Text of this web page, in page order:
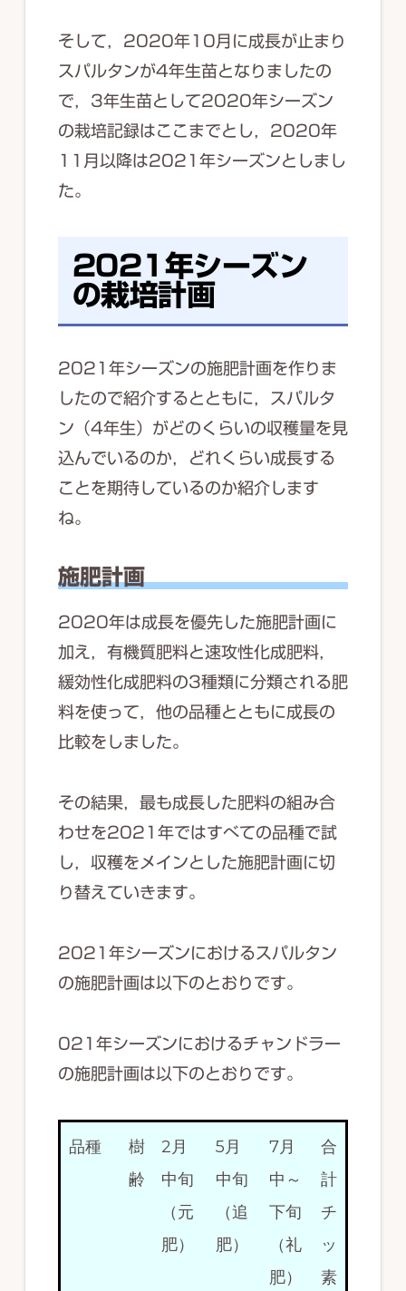
そして，2020年10月に成長が止まり
スパルタンが4年生苗となりましたの
で，3年生苗として2020年シーズン
の栽培記録はここまでとし，2020年
11月以降は2021年シーズンとしまし
た。
2021年シーズン
の栽培計画
2021年シーズンの施肥計画を作りま
したので紹介するとともに，スパルタ
ン（4年生）がどのくらいの収穫量を見
込んでいるのか，どれくらい成長する
ことを期待しているのか紹介します
ね。
施肥計画
2020年は成長を優先した施肥計画に
加え，有機質肥料と速攻性化成肥料，
緩効性化成肥料の3種類に分類される肥
料を使って，他の品種とともに成長の
比較をしました。
その結果，最も成長した肥料の組み合
わせを2021年ではすべての品種で試
し，収穫をメインとした施肥計画に切
り替えていきます。
2021年シーズンにおけるスパルタン
の施肥計画は以下のとおりです。
021年シーズンにおけるチャンドラー
の施肥計画は以下のとおりです。
品種
樹
齢
2月
中旬
（元
肥）
5月
中旬
（追
肥）
7月
中～
下旬
（礼
肥）
合
計
チ
ッ
素